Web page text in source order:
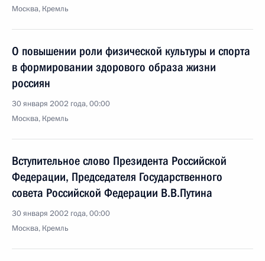
Москва, Кремль
О повышении роли физической культуры и спорта
в формировании здорового образа жизни
россиян
30 января 2002 года, 00:00
Москва, Кремль
Вступительное слово Президента Российской
Федерации, Председателя Государственного
совета Российской Федерации В.В.Путина
30 января 2002 года, 00:00
Москва, Кремль